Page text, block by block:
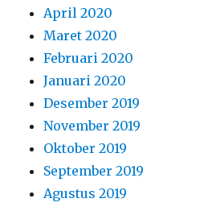
April 2020
Maret 2020
Februari 2020
Januari 2020
Desember 2019
November 2019
Oktober 2019
September 2019
Agustus 2019